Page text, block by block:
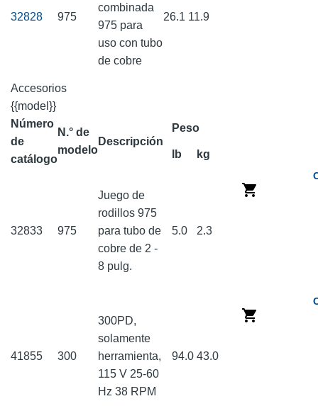
32828 975
combinada
975 para
uso con tubo
de cobre
26.1 11.9
Accesorios
{{model}}
Número
de
catálogo
N.° de
modelo
Descripción
Peso
lb kg
32833 975
Juego de
rodillos 975
para tubo de
cobre de 2 -
8 pulg.
5.0 2.3
41855 300
300PD,
solamente
herramienta,
115 V 25-60
Hz 38 RPM
94.0 43.0